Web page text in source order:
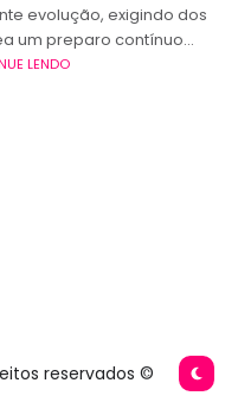
evolução, exigindo dos
um preparo contínuo
e acompanharem
LENDO
reservados ©